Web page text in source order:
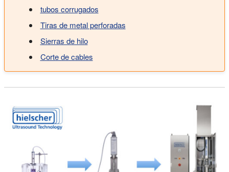
tubos corrugados
Tiras de metal perforadas
Sierras de hilo
Corte de cables